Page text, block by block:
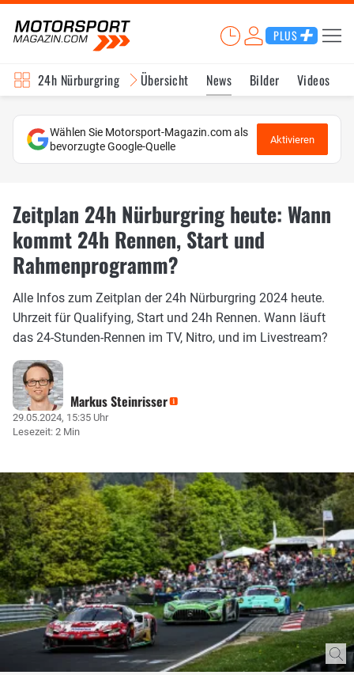
PLUS
24h Nürburgring Übersicht News Bilder Videos
Wählen Sie Motorsport-Magazin.com als
bevorzugte Google-Quelle
Aktivieren
Zeitplan 24h Nürburgring heute: Wann
kommt 24h Rennen, Start und
Rahmenprogramm?
Alle Infos zum Zeitplan der 24h Nürburgring 2024 heute.
Uhrzeit für Qualifying, Start und 24h Rennen. Wann läuft
das 24-Stunden-Rennen im TV, Nitro, und im Livestream?
Markus Steinrisser
29.05.2024, 15:35 Uhr
Lesezeit: 2 Min